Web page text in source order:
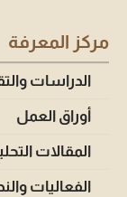
مركز المعرفة
الدراسات
أوراق العمل
المقالات
الفعاليات